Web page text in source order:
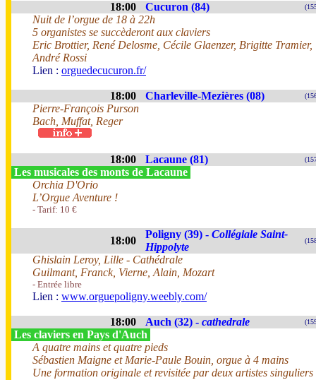
18:00 Cucuron (84)
Nuit de l’orgue de 18 à 22h
5 organistes se succèderont aux claviers
Eric Brottier, René Delosme, Cécile Glaenzer, Brigitte Tramier,
André Rossi
Lien : orguedecucuron.fr/
18:00 Charleville-Mezières (08)
Pierre-François Purson
Bach, Muffat, Reger
18:00 Lacaune (81)
Les musicales des monts de Lacaune
Orchia D'Orio
L’Orgue Aventure !
- Tarif: 10 €
18:00
Poligny (39) - Collégiale Saint-
Hippolyte
Ghislain Leroy, Lille - Cathédrale
Guilmant, Franck, Vierne, Alain, Mozart
- Entrée libre
Lien : www.orguepoligny.weebly.com/
18:00 Auch (32) - cathedrale
Les claviers en Pays d'Auch
A quatre mains et quatre pieds
Sébastien Maigne et Marie-Paule Bouin, orgue à 4 mains
Une formation originale et revisitée par deux artistes singuliers